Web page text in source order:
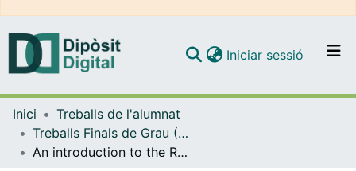
Navega per tot el DD
Com publicar
Iniciar sessió (current)
Inici
Treballs de l'alumnat
Treballs Finals de Grau (TFG) - Física
An introduction to the Ryu-Takayanagi conjecture